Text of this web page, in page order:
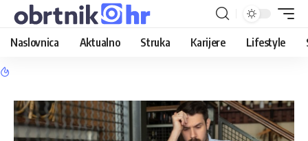
Naslovnica Aktualno Struka Karijere Lifestyle